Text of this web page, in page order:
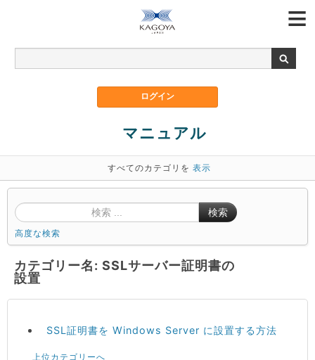
マニュアル
すべてのカテゴリを 表示
検索
高度な検索
カテゴリー名: SSLサーバー証明書の
設置
SSL証明書を Windows Server に設置する方法
上位カテゴリーへ